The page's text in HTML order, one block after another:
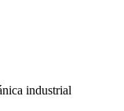
industrial